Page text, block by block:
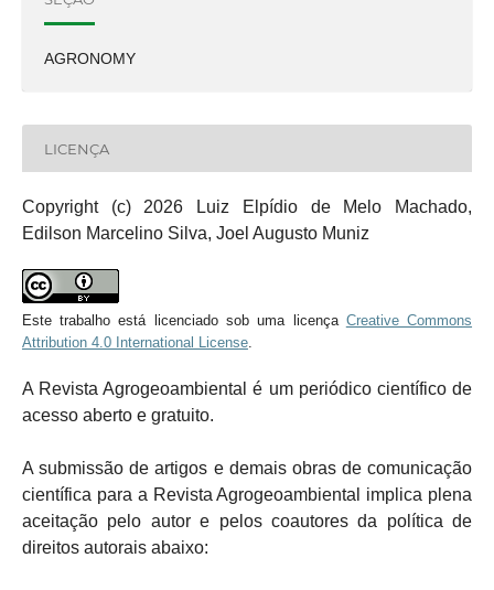
AGRONOMY
LICENÇA
Copyright (c) 2026 Luiz Elpídio de Melo Machado,
Edilson Marcelino Silva, Joel Augusto Muniz
Este trabalho está licenciado sob uma licença Creative Commons
Attribution 4.0 International License.
A Revista Agrogeoambiental é um periódico científico de
acesso aberto e gratuito.
A submissão de artigos e demais obras de comunicação
científica para a Revista Agrogeoambiental implica plena
aceitação pelo autor e pelos coautores da política de
direitos autorais abaixo: